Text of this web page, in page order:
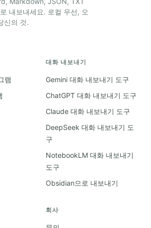
내보내세요. 로컬 우선, 오
신의 것.
램
대화 내보내기
Gemini 대화 내보내기 도구
ChatGPT 대화 내보내기 도구
Claude 대화 내보내기 도구
DeepSeek 대화 내보내기 도
구
NotebookLM 대화 내보내기
도구
Obsidian으로 내보내기
회사